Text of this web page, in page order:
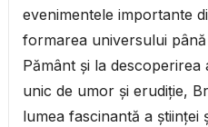
evenimentele importante
formarea universului
Pământ și la
unic de umor și erudiție,
lumea fascinantă a științei